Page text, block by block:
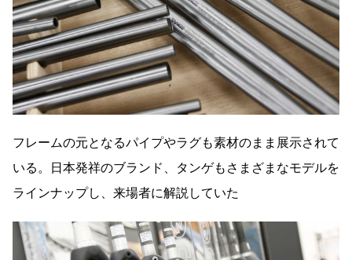
フレームの元となるパイプやラグも素材のまま展示されて
いる。日本発祥のブランド、タンゲもさまざまなモデルを
ラインナップし、来場者に解説していた